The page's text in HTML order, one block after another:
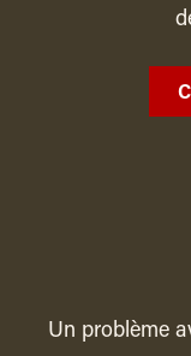
Un problème